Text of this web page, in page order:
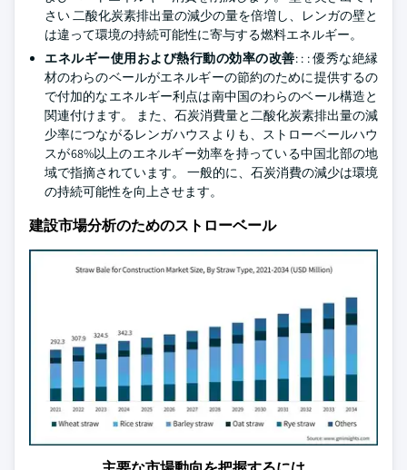
さい 二酸化炭素排出量の減少の量を倍増し、レンガの壁と
は違って環境の持続可能性に寄与する燃料エネルギー。
エネルギー使用および熱行動の効率の改善: : : 優秀な絶縁
材のわらのベールがエネルギーの節約のために提供するの
で付加的なエネルギー利点は南中国のわらのベール構造と
関連付けます。 また、石炭消費量と二酸化炭素排出量の減
少率につながるレンガハウスよりも、ストローベールハウ
スが68%以上のエネルギー効率を持っている中国北部の地
域で指摘されています。 一般的に、石炭消費の減少は環境
の持続可能性を向上させます。
建設市場分析のためのストローベール